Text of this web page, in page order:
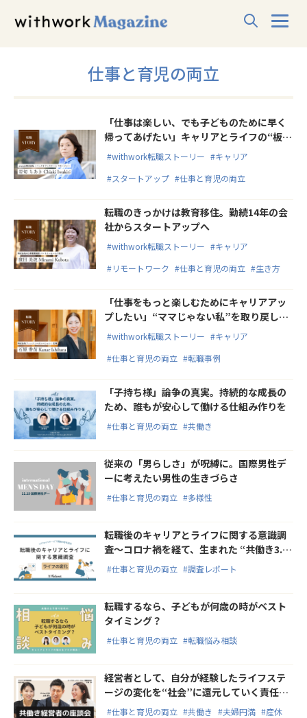
仕事と育児の両立
「仕事は楽しい、でも子どものために早く
帰ってあげたい」キャリアとライフの“板挟
み”から“両どり”を叶えた転職とは
#withwork転職ストーリー #キャリア
#スタートアップ #仕事と育児の両立
転職のきっかけは教育移住。勤続14年の会
社からスタートアップへ
#withwork転職ストーリー #キャリア
#リモートワーク #仕事と育児の両立 #生き方
「仕事をもっと楽しむためにキャリアアッ
プしたい」“ママじゃない私”を取り戻した
転職とは
#withwork転職ストーリー #キャリア
#仕事と育児の両立 #転職事例
「子持ち様」論争の真実。持続的な成長の
ため、誰もが安心して働ける仕組み作りを
#仕事と育児の両立 #共働き
従来の「男らしさ」が呪縛に。国際男性デ
ーに考えたい男性の生きづらさ
#仕事と育児の両立 #多様性
転職後のキャリアとライフに関する意識調
査〜コロナ禍を経て、生まれた “共働き3.0®️
世代”〜【後編】
#仕事と育児の両立 #調査レポート
転職するなら、子どもが何歳の時がベスト
タイミング？
#仕事と育児の両立 #転職悩み相談
経営者として、自分が経験したライフステ
ージの変化を“社会”に還元していく責任が
ある【共働き経営者座談会】
#仕事と育児の両立 #共働き #夫婦円満 #産休